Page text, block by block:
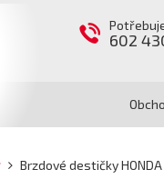
602
Brzdové destičky